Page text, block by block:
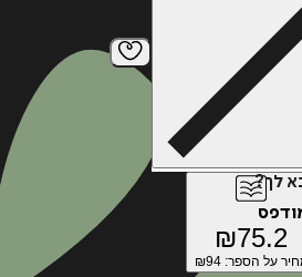
לך?
₪75.2
על הספר: ₪94